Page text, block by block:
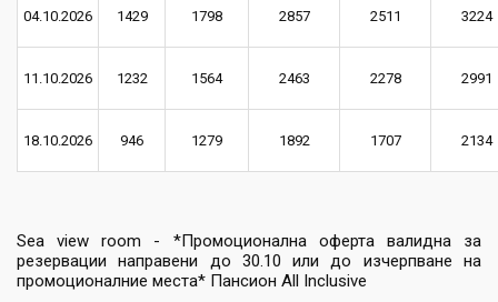
04.10.2026 1429 1798 2857 2511 3224
11.10.2026 1232 1564 2463 2278 2991
18.10.2026 946 1279 1892 1707 2134
Sea view room - *Промоционална оферта валидна за
резервации направени до 30.10 или до изчерпване на
промоционалние места* Пансион All Inclusive